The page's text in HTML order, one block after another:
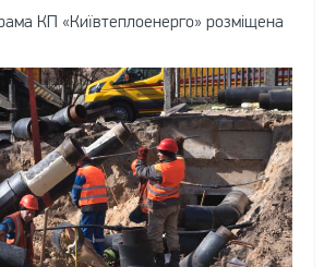
КП «Київтеплоенерго» розміщена